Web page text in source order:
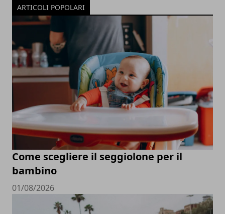
ARTICOLI POPOLARI
Come scegliere il seggiolone per il
bambino
01/08/2026